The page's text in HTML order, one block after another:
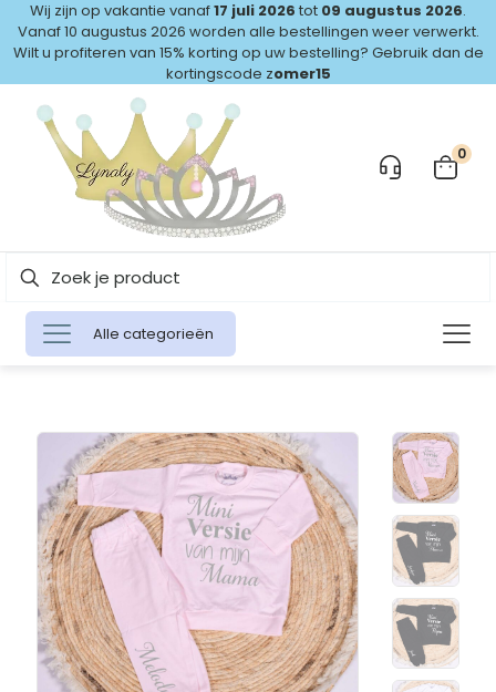
Wij zijn op vakantie vanaf17 juli 2026 tot 09 augustus 2026.
Vanaf 10 augustus 2026 worden alle bestellingen weer verwerkt.
Wilt u profiteren van 15% korting op uw bestelling? Gebruik dan de
kortingscode zomer15
0
Alle categorieën